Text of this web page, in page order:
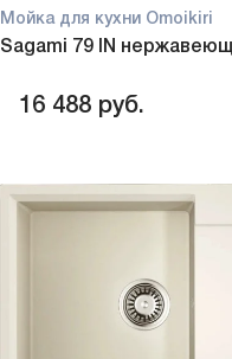
Мойка для кухни Omoikiri
Sagami 79 IN
16 488 руб.